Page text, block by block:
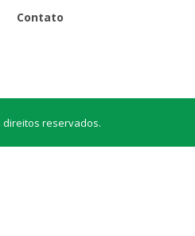
Contato
direitos reservados.